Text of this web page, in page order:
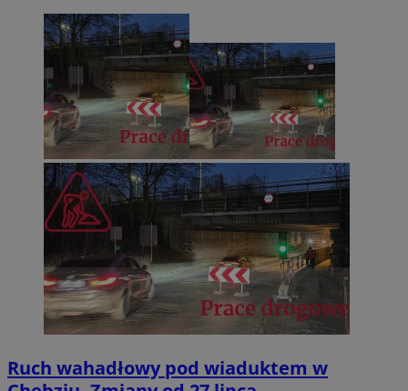
Ruch wahadłowy pod wiaduktem w